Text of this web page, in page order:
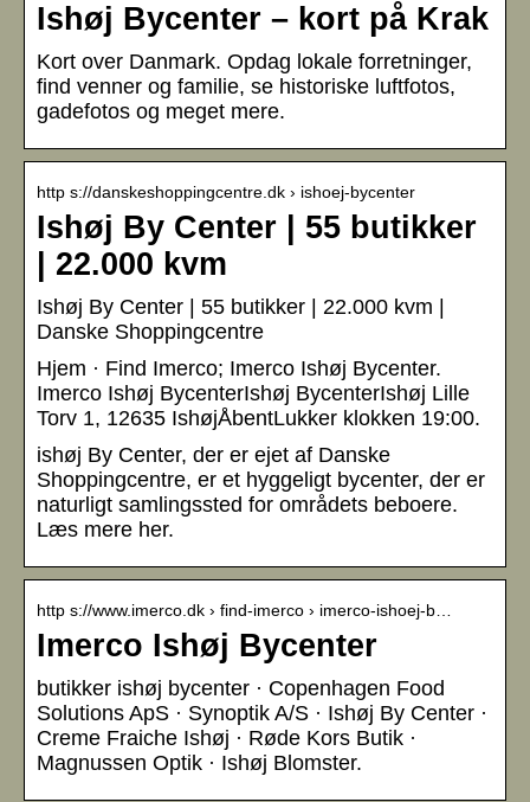
Ishøj Bycenter – kort på Krak
Kort over Danmark. Opdag lokale forretninger,
find venner og familie, se historiske luftfotos,
gadefotos og meget mere.
http s://danskeshoppingcentre.dk › ishoej-bycenter
Ishøj By Center | 55 butikker
| 22.000 kvm
Ishøj By Center | 55 butikker | 22.000 kvm |
Danske Shoppingcentre
Hjem · Find Imerco; Imerco Ishøj Bycenter.
Imerco Ishøj BycenterIshøj BycenterIshøj Lille
Torv 1, 12635 IshøjÅbentLukker klokken 19:00.
ishøj By Center, der er ejet af Danske
Shoppingcentre, er et hyggeligt bycenter, der er
naturligt samlingssted for områdets beboere.
Læs mere her.
http s://www.imerco.dk › find-imerco › imerco-ishoej-b…
Imerco Ishøj Bycenter
butikker ishøj bycenter · Copenhagen Food
Solutions ApS · Synoptik A/S · Ishøj By Center ·
Creme Fraiche Ishøj · Røde Kors Butik ·
Magnussen Optik · Ishøj Blomster.